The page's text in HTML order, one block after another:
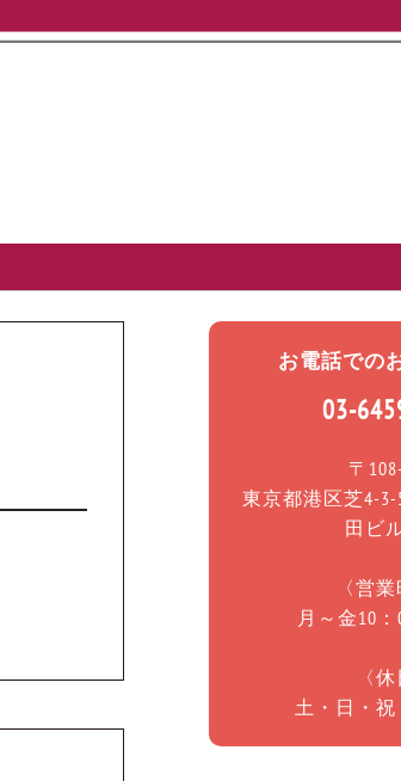
お電話での
03-
〒
東京都港区芝4-
田ビ
〈営業
月～金10
〈休
土・日・